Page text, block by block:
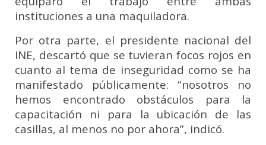
instituciones a una maquiladora.
Por otra parte, el presidente nacional del
INE, descartó que se tuvieran focos rojos en
cuanto al tema de inseguridad como se ha
manifestado públicamente: “nosotros no
hemos encontrado obstáculos para la
capacitación ni para la ubicación de las
casillas, al menos no por ahora”, indicó.